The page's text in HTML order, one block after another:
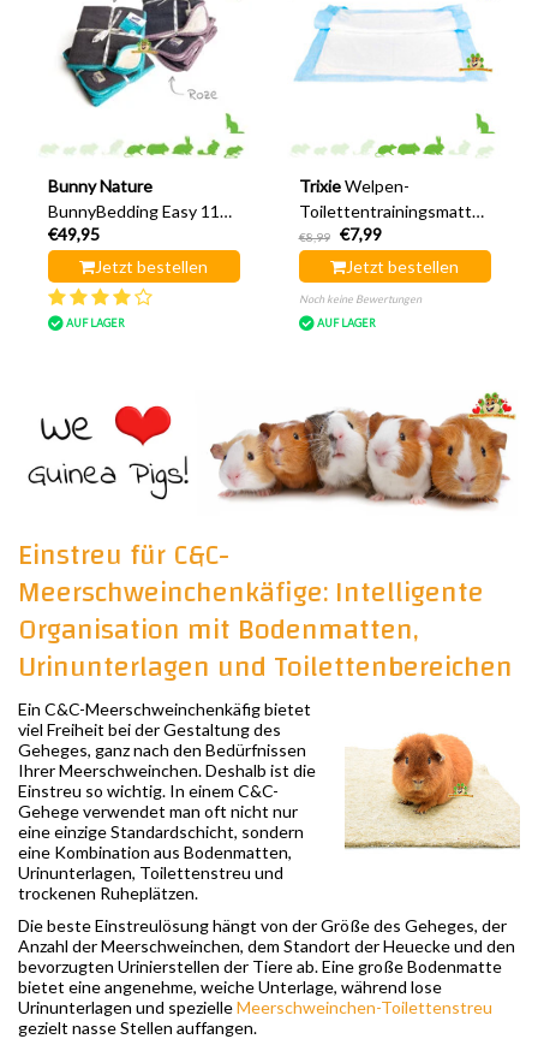
Bunny Nature
BunnyBedding Easy 112
cm
€49,95
Jetzt bestellen
AUF LAGER
Trixie Welpen-
Toilettentrainingsmatte,
Windel-Pipi-Matte
€8,99
€7,99
Jetzt bestellen
Noch keine Bewertungen
AUF LAGER
Einstreu für C&C-
Meerschweinchenkäfige: Intelligente
Organisation mit Bodenmatten,
Urinunterlagen und Toilettenbereichen
Ein C&C-Meerschweinchenkäfig bietet
viel Freiheit bei der Gestaltung des
Geheges, ganz nach den Bedürfnissen
Ihrer Meerschweinchen. Deshalb ist die
Einstreu so wichtig. In einem C&C-
Gehege verwendet man oft nicht nur
eine einzige Standardschicht, sondern
eine Kombination aus Bodenmatten,
Urinunterlagen, Toilettenstreu und
trockenen Ruheplätzen.
Die beste Einstreulösung hängt von der Größe des Geheges, der
Anzahl der Meerschweinchen, dem Standort der Heuecke und den
bevorzugten Urinierstellen der Tiere ab. Eine große Bodenmatte
bietet eine angenehme, weiche Unterlage, während lose
Urinunterlagen und spezielleMeerschweinchen-Toilettenstreu
gezielt nasse Stellen auffangen.